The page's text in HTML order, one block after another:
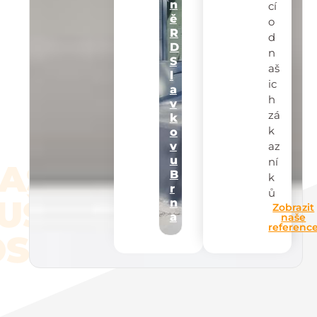
n
ě
R
D
S
l
a
v
k
o
v
u
B
r
n
a
cí
o
d
n
aš
ic
h
zá
k
az
ní
k
ů
Zobrazit
naše